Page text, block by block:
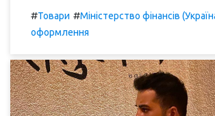
#Товари #Міністерство фінансів
оформлення